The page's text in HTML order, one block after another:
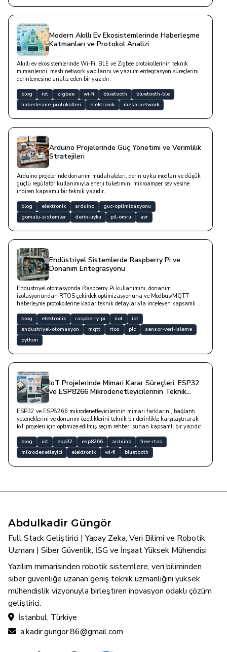
Modern Akıllı Ev Ekosistemlerinde Haberleşme
Katmanları ve Protokol Analizi
Akıllı ev ekosistemlerinde Wi-Fi, BLE ve Zigbee protokollerinin teknik
mimarilerini, mesh network yapılarını ve yazılım entegrasyon süreçlerini
derinlemesine analiz eden bir yazıdır.
blog iot zigbee wi-fi bluetooth
bluetooth-ble
haberlesme-protokolleri
elektronik mesh-network
Arduino Projelerinde Güç Yönetimi ve Verimlilik
Stratejileri
Arduino projelerinde donanım müdahaleleri, derin uyku modları ve düşük
güçlü regülatör kullanımıyla enerji tüketimini mikroamper seviyesine
indiren kapsamlı bir teknik yazıdır.
blog elektronik arduino
guc-optimizasyonu
gomulu-sistemler
derin-uyku pil-omru avr
Endüstriyel Sistemlerde Raspberry Pi ve
Donanım Entegrasyonu
Endüstriyel otomasyonda Raspberry Pi kullanımını, donanım
izolasyonundan RTOS çekirdek optimizasyonuna ve Modbus/MQTT
haberleşme protokollerine kadar teknik detaylarıyla inceleyen kapsamlı bir
blog elektronik raspberry-pi iiot
iot
endustriyel-otomasyon
mqtt rtos plc
sensor-veri-isleme
python
IoT Projelerinde Mimari Karar Süreçleri: ESP32
ve ESP8266 Mikrodenetleyicilerinin Teknik
ESP32 ve ESP8266 mikrodenetleyicilerinin mimari farklarını, bağlantı
yeteneklerini ve donanım özelliklerini teknik bir derinlikle karşılaştırarak
IoT projeleri için optimize edilmiş seçim rehberi sunan kapsamlı bir yazıdır.
blog iot esp32 esp8266 arduino
free-rtos
mikrodenetleyici
elektronik wi-fi bluetooth
Abdulkadir Güngör
Full Stack Geliştirici | Yapay Zeka, Veri Bilimi ve Robotik
Uzmanı | Siber Güvenlik, İSG ve İnşaat Yüksek Mühendisi
Yazılım mimarisinden robotik sistemlere, veri biliminden
siber güvenliğe uzanan geniş teknik uzmanlığını yüksek
mühendislik vizyonuyla birleştiren inovasyon odaklı çözüm
geliştirici.
İstanbul, Türkiye
a.kadir.gungor.86@gmail.com